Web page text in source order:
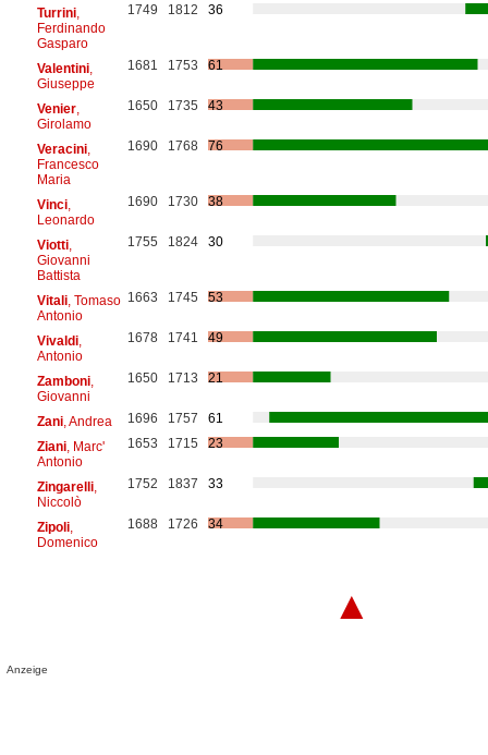
Turrini,
Ferdinando
Gasparo
1749 1812 36
Valentini,
Giuseppe
1681 1753 61
Venier,
Girolamo
1650 1735 43
Veracini,
Francesco
Maria
1690 1768 76
Vinci,
Leonardo
1690 1730 38
Viotti,
Giovanni
Battista
1755 1824 30
Vitali, Tomaso
Antonio
1663 1745 53
Vivaldi,
Antonio
1678 1741 49
Zamboni,
Giovanni
1650 1713 21
Zani, Andrea 1696 1757
61
Ziani, Marc'
Antonio
1653 1715 23
Zingarelli,
Niccolò
1752 1837 33
Zipoli,
Domenico
1688 1726 34
▲
Anzeige